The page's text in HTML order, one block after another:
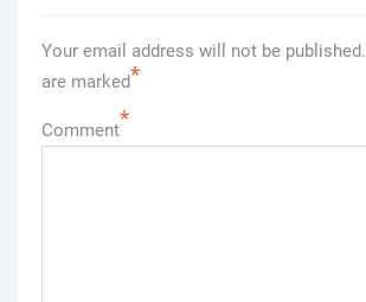
Your email address will not be published.
are marked*
Comment*